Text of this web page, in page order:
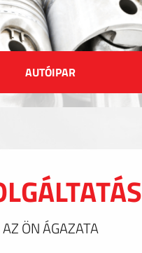
AUTÓIPAR
AZ ÖN ÁGAZATA